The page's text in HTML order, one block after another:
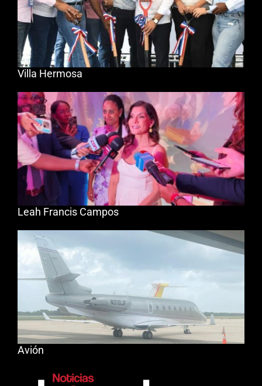
Villa Hermosa
Leah Francis Campos
Avión